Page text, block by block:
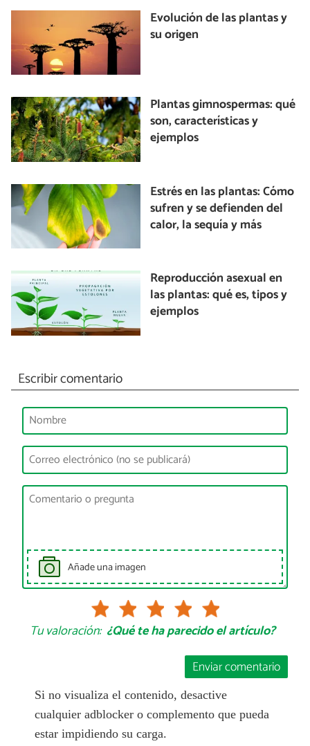
Evolución de las plantas y
su origen
Plantas gimnospermas: qué
son, características y
ejemplos
Estrés en las plantas: Cómo
sufren y se defienden del
calor, la sequía y más
Reproducción asexual en
las plantas: qué es, tipos y
ejemplos
Escribir comentario
Añade una imagen
Tu valoración: ¿Qué te ha parecido el artículo?
Enviar comentario
Si no visualiza el contenido, desactive
cualquier adblocker o complemento que pueda
estar impidiendo su carga.